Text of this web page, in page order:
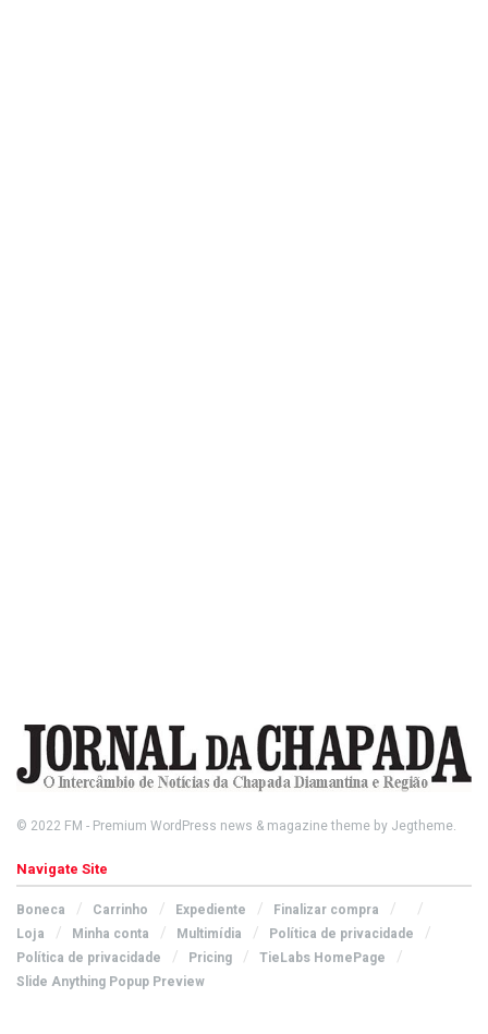
© 2022 FM - Premium WordPress news & magazine theme by Jegtheme.
Navigate Site
Boneca Carrinho Expediente
Finalizar compra
Loja
Minha conta Multimídia
Política de privacidade
Política de privacidade
Pricing
TieLabs HomePage
Slide Anything Popup Preview